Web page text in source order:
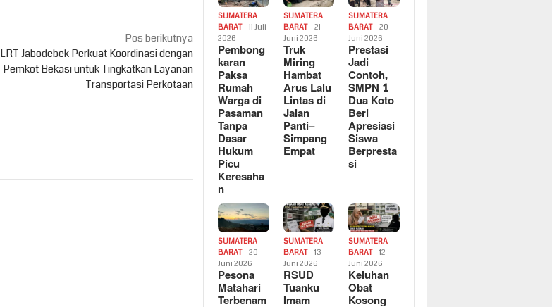
Pos berikutnya
LRT Jabodebek Perkuat Koordinasi dengan
Pemkot Bekasi untuk Tingkatkan Layanan
Transportasi Perkotaan
SUMATERA
BARAT
11 Juli
2026
Pembong
karan
Paksa
Rumah
Warga di
Pasaman
Tanpa
Dasar
Hukum
Picu
Keresaha
n
SUMATERA
BARAT
21
Juni 2026
Truk
Miring
Hambat
Arus Lalu
Lintas di
Jalan
Panti–
Simpang
Empat
SUMATERA
BARAT
20
Juni 2026
Prestasi
Jadi
Contoh,
SMPN 1
Dua Koto
Beri
Apresiasi
Siswa
Berpresta
si
SUMATERA
BARAT
20
Juni 2026
Pesona
Matahari
Terbenam
SUMATERA
BARAT
13
Juni 2026
RSUD
Tuanku
Imam
SUMATERA
BARAT
12
Juni 2026
Keluhan
Obat
Kosong